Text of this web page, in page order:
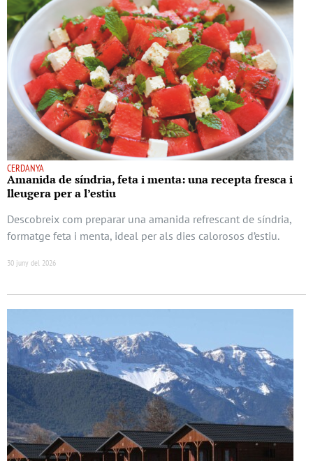
CERDANYA
Amanida de síndria, feta i menta: una recepta fresca i
lleugera per a l’estiu
Descobreix com preparar una amanida refrescant de síndria,
formatge feta i menta, ideal per als dies calorosos d’estiu.
30 juny del 2026